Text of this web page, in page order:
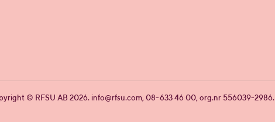
© RFSU AB 2026. info@rfsu.com, 08-633 46 00, org.nr 556039-2986.